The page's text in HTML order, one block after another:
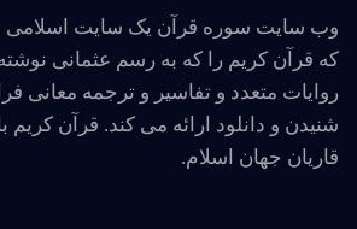
وب سایت سوره قرآن یک سایت
که قرآن کریم را که به رسم عثمانی
روایات متعدد و تفاسیر و ترجمه معانی
شنیدن و دانلود ارائه می کند. قرآن
قاریان جهان اسلام.